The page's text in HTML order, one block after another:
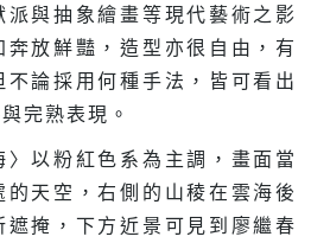
派與抽象繪畫等現代藝術之影
放鮮豔，造型亦很自由，有
論採用何種手法，皆可看出
完熟表現。
〉以粉紅色系為主調，畫面當
天空，右側的山稜在雲海後
遮掩，下方近景可見到廖繼春